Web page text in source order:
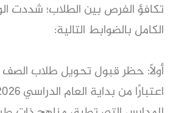
تكافؤ الفرص بين الطلاب؛ شددت
الكامل بالضوابط التالية:
أولًا: حظر قبول تحويل طلاب الصف